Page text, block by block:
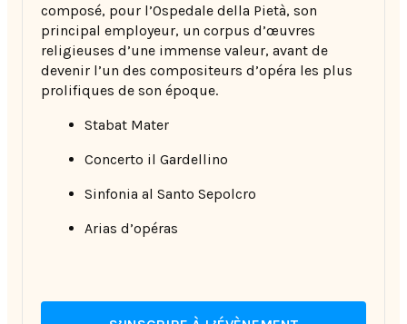
composé, pour l’Ospedale della Pietà, son
principal employeur, un corpus d’œuvres
religieuses d’une immense valeur, avant de
devenir l’un des compositeurs d’opéra les plus
prolifiques de son époque.
Stabat Mater
Concerto il Gardellino
Sinfonia al Santo Sepolcro
Arias d’opéras